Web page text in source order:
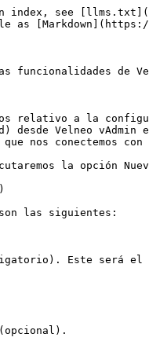
una contraseña, será obligatorio reescribirla en este parámetro para confirmarla.

La contraseña es almacenada de forma encriptada usando el algoritmo **SHA-1**. Así mismo, cuando desde cualquier ejecutable de la plataforma nos conectamos con Velneo vServer, la contraseña será enviada siguiendo el mismo algoritmo de encriptación.

Esta ventana además contiene una serie de pestañas, que son:

### Estilos

Contiene las casillas de verificación siguientes:

#### Supervisor

Activar este estilo si se desea que el usuario sea Supervisor. El Supervisor puede, por ejemplo, reconstruir el sistema cuando sea preceptivo, acceder a Velneo vAdmin para administrar Velneo vServer, tener acceso a determinadas áreas de aplicaciones si así se ha programado, etc. Un usuario supervisor será representado gráficamente de la forma siguiente:

![](/files/-M7D7CieAzBXeLbDxliI)

Y si no es supervisor:

![](/files/-M7D7Cih8z1sXQctfFti)

#### Cuenta desactivada

Esta opción permite desactivar la cuenta de un usuario sin que para ello tengamos que eliminarlo. Mientras la cuenta esté desactivada, el usuario no tendrá acceso a las aplicaciones. En el momento que se desactive esta opción, el usuario podrá acceder de nuevo a las aplicaciones.

#### Cuenta bloqueada

Esta opción será